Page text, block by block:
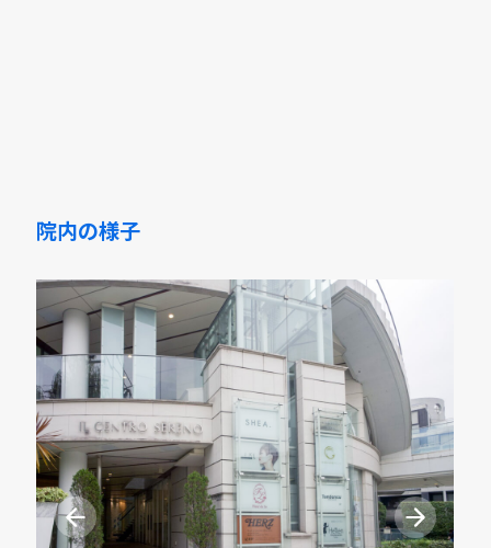
院内の様子